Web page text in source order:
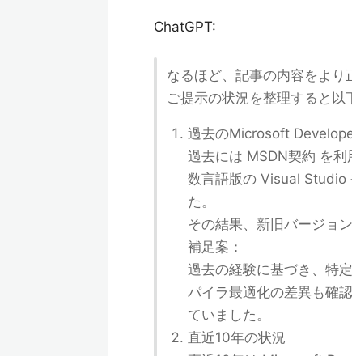
ChatGPT:
なるほど、記事の内容をより
ご提示の状況を整理すると以
過去のMicrosoft
過去には MSDN契約 を
数言語版の Visual Studio
た。
その結果、新旧バージョ
補足案：
過去の経験に基づき、特
パイラ最適化の差異も確
ていました。
直近10年の状況